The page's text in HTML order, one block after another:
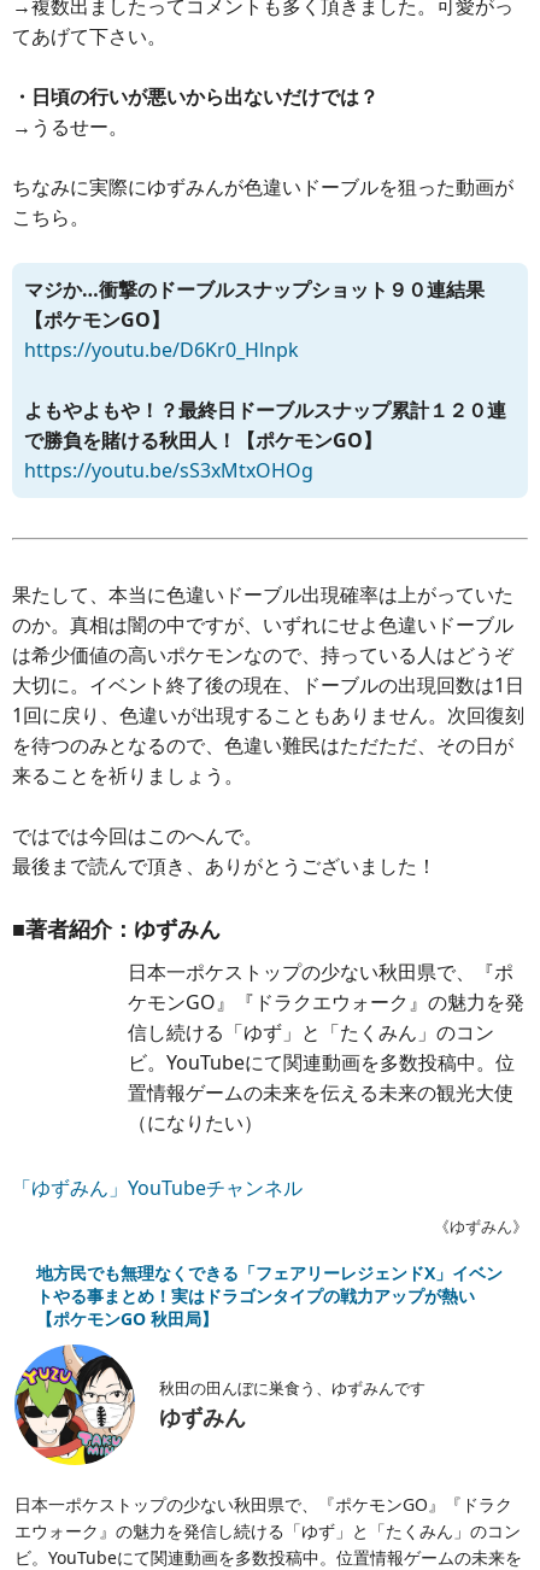
→複数出ましたってコメントも多く頂きました。可愛がっ
てあげて下さい。
・日頃の行いが悪いから出ないだけでは？
→うるせー。
ちなみに実際にゆずみんが色違いドーブルを狙った動画が
こちら。
マジか…衝撃のドーブルスナップショット９０連結果
【ポケモンGO】
https://youtu.be/D6Kr0_Hlnpk
よもやよもや！？最終日ドーブルスナップ累計１２０連
で勝負を賭ける秋田人！【ポケモンGO】
https://youtu.be/sS3xMtxOHOg
果たして、本当に色違いドーブル出現確率は上がっていた
のか。真相は闇の中ですが、いずれにせよ色違いドーブル
は希少価値の高いポケモンなので、持っている人はどうぞ
大切に。イベント終了後の現在、ドーブルの出現回数は1日
1回に戻り、色違いが出現することもありません。次回復刻
を待つのみとなるので、色違い難民はただただ、その日が
来ることを祈りましょう。
ではでは今回はこのへんで。
最後まで読んで頂き、ありがとうございました！
■著者紹介：ゆずみん
日本一ポケストップの少ない秋田県で、『ポ
ケモンGO』『ドラクエウォーク』の魅力を発
信し続ける「ゆず」と「たくみん」のコン
ビ。YouTubeにて関連動画を多数投稿中。位
置情報ゲームの未来を伝える未来の観光大使
（になりたい）
「ゆずみん」YouTubeチャンネル
《ゆずみん》
地方民でも無理なくできる「フェアリーレジェンドX」イベン
トやる事まとめ！実はドラゴンタイプの戦力アップが熱い
【ポケモンGO 秋田局】
秋田の田んぼに巣食う、ゆずみんです
ゆずみん
日本一ポケストップの少ない秋田県で、『ポケモンGO』『ドラク
エウォーク』の魅力を発信し続ける「ゆず」と「たくみん」のコン
ビ。YouTubeにて関連動画を多数投稿中。位置情報ゲームの未来を